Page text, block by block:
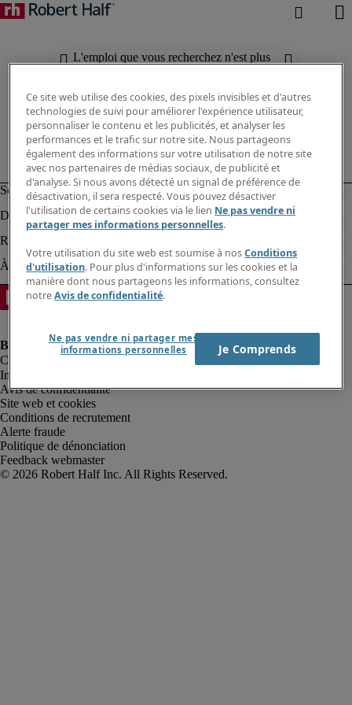
L'emploi que vous recherchez n'est plus
Informations sur la société
Avis de confidentialité
Site web et cookies
Conditions de recrutement
Alerte fraude
Politique de dénonciation
Feedback webmaster
Ce site web utilise des cookies, des pixels invisibles et d'autres
technologies de suivi pour améliorer l'expérience utilisateur,
personnaliser le contenu et les publicités, et analyser les
performances et le trafic sur notre site. Nous partageons
également des informations sur votre utilisation de notre site
avec nos partenaires de médias sociaux, de publicité et
d'analyse. Si nous avons détecté un signal de préférence de
désactivation, il sera respecté. Vous pouvez désactiver
l'utilisation de certains cookies via le lien Ne pas vendre ni
partager mes informations personnelles.
Votre utilisation du site web est soumise à nosConditions
d'utilisation. Pour plus d'informations sur les cookies et la
manière dont nous partageons les informations, consultez
notreAvis de confidentialité.
Ne pas vendre ni partager mes
informations personnelles
Je Comprends